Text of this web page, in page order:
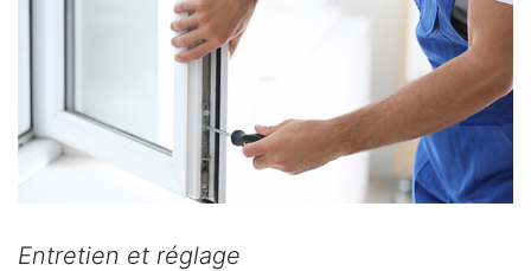
Entretien et réglage